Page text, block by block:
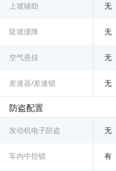
上坡辅助 无
陡坡缓降 无
空气悬挂 无
差速器/差速锁 无
防盗配置
发动机电子防盗 无
车内中控锁 有